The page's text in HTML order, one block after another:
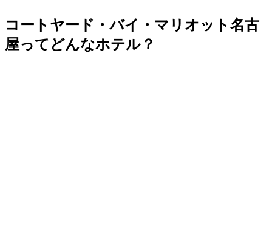
コートヤード・バイ・マリオット名古
屋ってどんなホテル？